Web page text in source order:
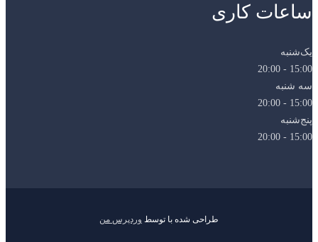
ساعات کاری
یک‌شنبه
15:00 - 20:00
سه شنبه
15:00 - 20:00
پنج‌شنبه
15:00 - 20:00
طراحی شده با توسط وردپرس من